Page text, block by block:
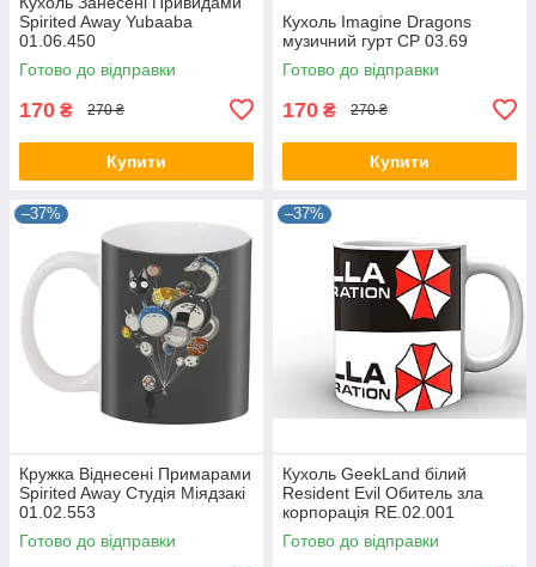
Spirited Away Yubaaba
01.06.450
Готово до відправки
170 ₴ 270 ₴
Купити
Кухоль Imagine Dragons
музичний гурт CP 03.69
Готово до відправки
170 ₴ 270 ₴
Купити
–37%
Кружка Віднесені Примарами
Spirited Away Студія Міядзакі
01.02.553
Готово до відправки
–37%
Кухоль GeekLand білий
Resident Evil Обитель зла
корпорація RE.02.001
Готово до відправки